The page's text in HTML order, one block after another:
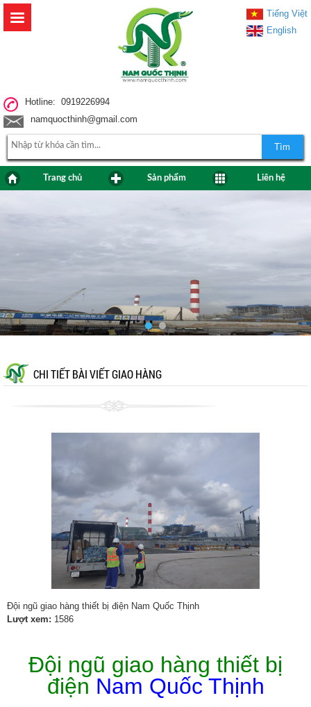
Hotline: 0919226994
namquocthinh@gmail.com
Tiếng Việt
English
Tìm
Trang chủ Sản phẩm Liên hệ
CHI TIẾT BÀI VIẾT GIAO HÀNG
Đội ngũ giao hàng thiết bị điện Nam Quốc Thịnh
Lượt xem: 1586
Đội ngũ giao hàng thiết bị
điện Nam Quốc Thịnh